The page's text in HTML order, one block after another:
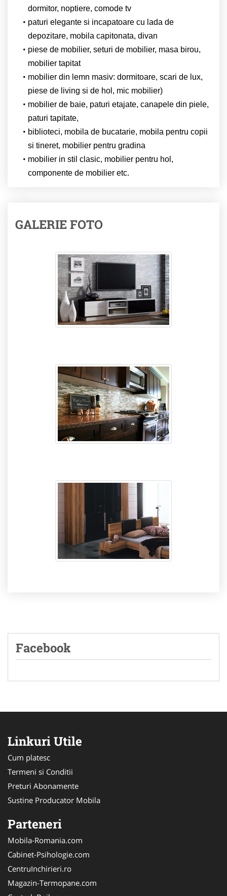
dormitor, noptiere, comode tv
paturi elegante si incapatoare cu lada de
depozitare, mobila capitonata, divan
piese de mobilier, seturi de mobilier, masa birou,
mobilier tapitat
mobilier din lemn masiv: dormitoare, scari de lux,
piese de living si de hol, mic mobilier)
mobilier de baie, paturi etajate, canapele din piele,
paturi tapitate,
biblioteci, mobila de bucatarie, mobila pentru copii
si tineret, mobilier pentru gradina
mobilier in stil clasic, mobilier pentru hol,
componente de mobilier etc.
GALERIE FOTO
Facebook
Linkuri Utile
Cum platesc
Termeni si Conditii
Preturi Abonamente
Sustine Producator Mobila
Parteneri
Mobila-Romania.com
Cabinet-Psihologie.com
CentruInchirieri.ro
Magazin-Termopane.com